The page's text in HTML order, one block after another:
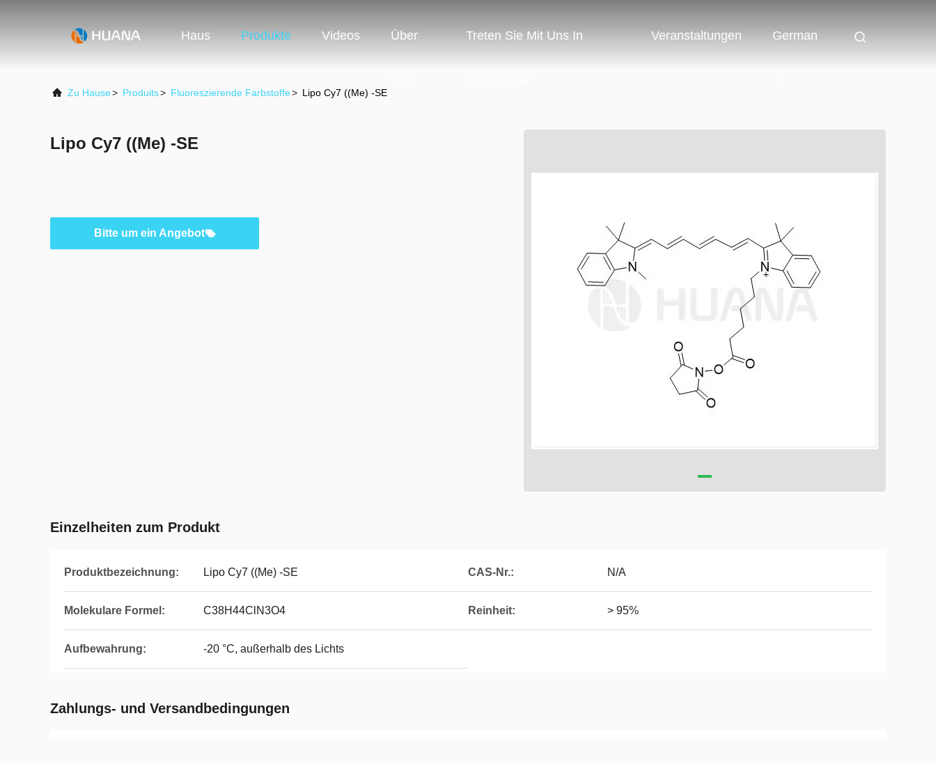
Haus Produkte Videos Über Treten Sie Mit Uns In Veranstaltungen German
Zu Hause> Produits> Fluoreszierende Farbstoffe> Lipo Cy7 ((Me) -SE
Lipo Cy7 ((Me) -SE
Bitte um ein Angebot
Einzelheiten zum Produkt
Produktbezeichnung: Lipo Cy7 ((Me) -SE CAS-Nr.: N/A
Molekulare Formel: C38H44ClN3O4 Reinheit: > 95%
Aufbewahrung: -20 °C, außerhalb des Lichts
Zahlungs- und Versandbedingungen